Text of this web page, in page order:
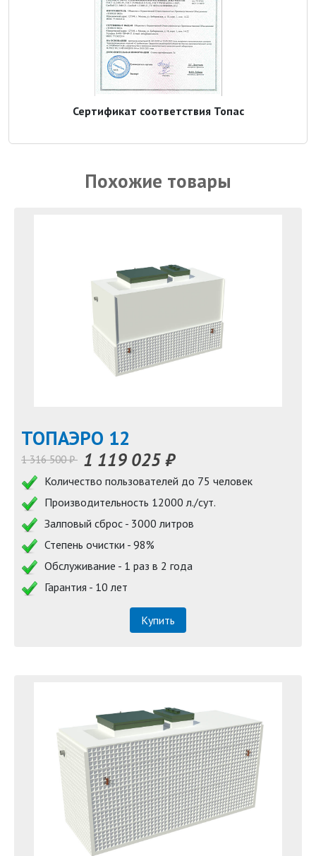
Сертификат соответствия Топас
Похожие товары
TOПАЭРО 12
1 316 500 ₽ 1 119 025 ₽
Количество пользователей до 75 человек
Производительность 12000 л./сут.
Залповый сброс - 3000 литров
Степень очистки - 98%
Обслуживание - 1 раз в 2 года
Гарантия - 10 лет
Купить